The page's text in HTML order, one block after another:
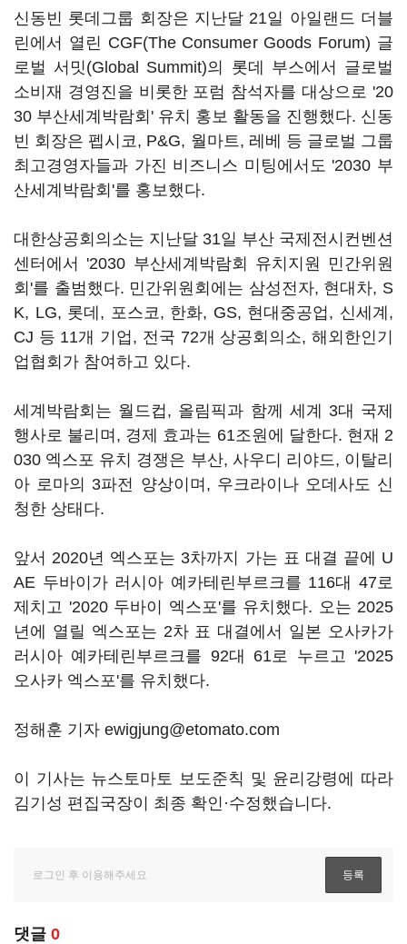
신동빈 롯데그룹 회장은 지난달 21일 아일랜드 더블
린에서 열린 CGF(The Consumer Goods Forum) 글
로벌 서밋(Global Summit)의 롯데 부스에서 글로벌
소비재 경영진을 비롯한 포럼 참석자를 대상으로 '20
30 부산세계박람회' 유치 홍보 활동을 진행했다. 신동
빈 회장은 펩시코, P&G, 월마트, 레베 등 글로벌 그룹
최고경영자들과 가진 비즈니스 미팅에서도 '2030 부
산세계박람회'를 홍보했다.
대한상공회의소는 지난달 31일 부산 국제전시컨벤션
센터에서 '2030 부산세계박람회 유치지원 민간위원
회'를 출범했다. 민간위원회에는 삼성전자, 현대차, S
K, LG, 롯데, 포스코, 한화, GS, 현대중공업, 신세계,
CJ 등 11개 기업, 전국 72개 상공회의소, 해외한인기
업협회가 참여하고 있다.
세계박람회는 월드컵, 올림픽과 함께 세계 3대 국제
행사로 불리며, 경제 효과는 61조원에 달한다. 현재 2
030 엑스포 유치 경쟁은 부산, 사우디 리야드, 이탈리
아 로마의 3파전 양상이며, 우크라이나 오데사도 신
청한 상태다.
앞서 2020년 엑스포는 3차까지 가는 표 대결 끝에 U
AE 두바이가 러시아 예카테린부르크를 116대 47로
제치고 '2020 두바이 엑스포'를 유치했다. 오는 2025
년에 열릴 엑스포는 2차 표 대결에서 일본 오사카가
러시아 예카테린부르크를 92대 61로 누르고 '2025
오사카 엑스포'를 유치했다.
정해훈 기자 ewigjung@etomato.com
이 기사는 뉴스토마토 보도준칙 및 윤리강령에 따라
김기성 편집국장이 최종 확인·수정했습니다.
댓글 0